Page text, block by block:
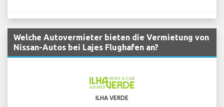
Welche Autovermieter bieten die Vermietung von
Nissan-Autos bei Lajes Flughafen an?
ILHA VERDE